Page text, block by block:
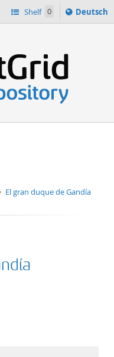
Shelf 0
Sprache
ï¿½ndern
Deutsch
El gran duque de Gandía